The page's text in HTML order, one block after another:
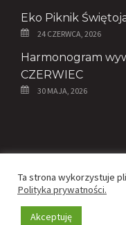
Eko Piknik
24 CZERWCA, 2026
Harmonogram
CZERWIEC
30 MAJA, 2026
© Copyright
Realizacja -
Ta strona wykorzystuje
Polityka prywatności.
Akceptuję